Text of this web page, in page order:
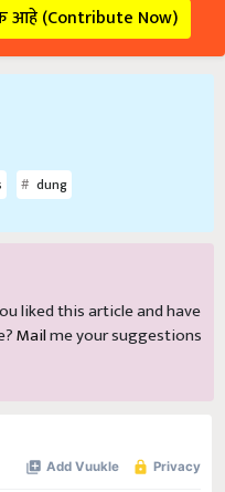
आहे (Contribute Now)
dung
liked this article and have
Mailme your suggestions